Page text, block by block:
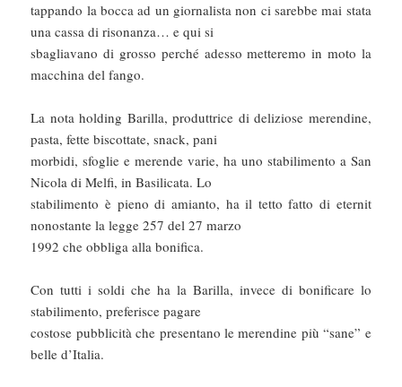
tappando la bocca ad un giornalista non ci sarebbe mai stata
una cassa di risonanza… e qui si
sbagliavano di grosso perché adesso metteremo in moto la
macchina del fango.
La nota holding Barilla, produttrice di deliziose merendine,
pasta, fette biscottate, snack, pani
morbidi, sfoglie e merende varie, ha uno stabilimento a San
Nicola di Melfi, in Basilicata. Lo
stabilimento è pieno di amianto, ha il tetto fatto di eternit
nonostante la legge 257 del 27 marzo
1992 che obbliga alla bonifica.
Con tutti i soldi che ha la Barilla, invece di bonificare lo
stabilimento, preferisce pagare
costose pubblicità che presentano le merendine più “sane” e
belle d’Italia.